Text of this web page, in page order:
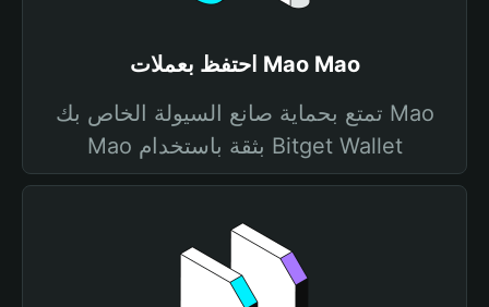
احتفظ بعملات Mao Mao
تمتع بحماية صانع السيولة الخاص بك Mao
Mao بثقة باستخدام Bitget Wallet